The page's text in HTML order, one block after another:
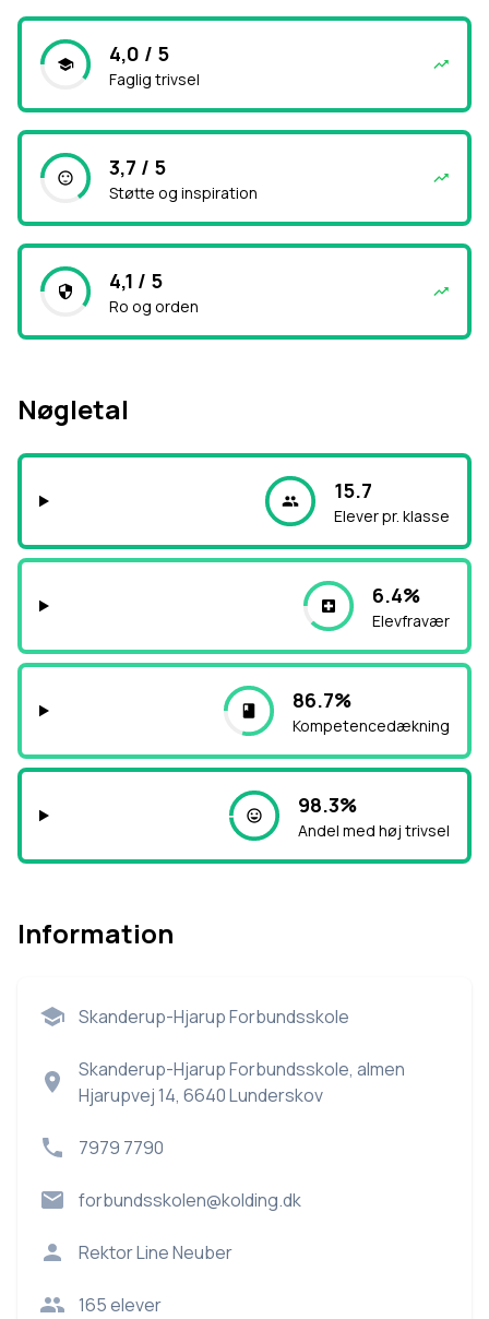
4,0 / 5
Faglig trivsel
3,7 / 5
Støtte og inspiration
4,1 / 5
Ro og orden
Nøgletal
15.7
Elever pr. klasse
6.4%
Elevfravær
86.7%
Kompetencedækning
98.3%
Andel med høj trivsel
Information
Skanderup-Hjarup Forbundsskole
Skanderup-Hjarup Forbundsskole, almen
Hjarupvej 14, 6640 Lunderskov
7979 7790
forbundsskolen@kolding.dk
RektorLine Neuber
165elever